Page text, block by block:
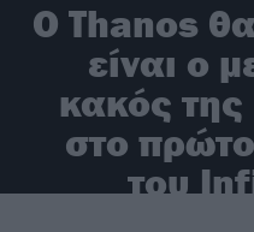
Ο Thanos θα
είναι ο
κακός
στο
του